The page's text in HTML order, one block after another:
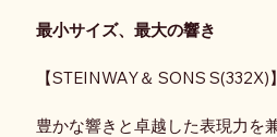
最小サイズ、最大の響き
【STEINWAY＆ SONS S(332X)
豊かな響きと卓越した表現力を